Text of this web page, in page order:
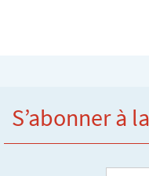
S’abonner à